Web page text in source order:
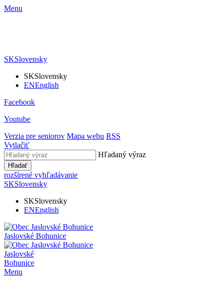
Menu
SKSlovensky
SKSlovensky
ENEnglish
Facebook
Youtube
Verzia pre seniorov Mapa webu RSS
Vytlačiť
Hľadaný výraz
Hľadať
rozšírené vyhľadávanie
SKSlovensky
SKSlovensky
ENEnglish
Jaslovské Bohunice
Jaslovské
Bohunice
Menu